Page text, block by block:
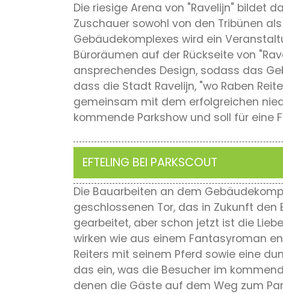
Die riesige Arena von "Ravelijn" bildet
Zuschauer sowohl von den Tribünen
Gebäudekomplexes wird ein
Büroräumen auf der Rückseite von
ansprechendes Design, sodass das
dass die Stadt Ravelijn, "wo Raben
gemeinsam mit dem erfolgreichen
kommende Parkshow und soll für eine
EFTELING BEI PARKSCOUT
Die Bauarbeiten an dem
geschlossenen Tor, das in Zukunft
gearbeitet, aber schon jetzt ist die
wirken wie aus einem Fantasyroman
Reiters mit seinem Pferd sowie eine
das ein, was die Besucher im
denen die Gäste auf dem Weg zum